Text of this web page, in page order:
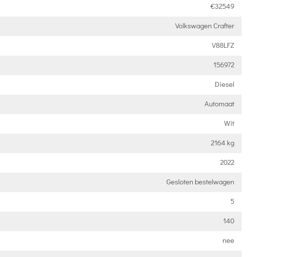
€32549
Volkswagen Crafter
V88LFZ
156972
Diesel
Automaat
Wit
2164 kg
2022
Gesloten bestelwagen
5
140
nee